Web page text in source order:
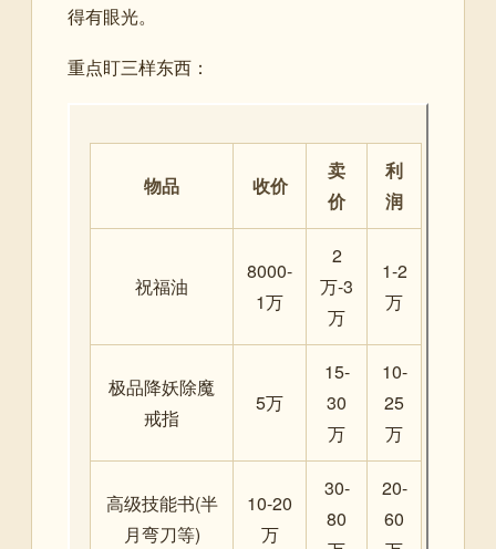
得有眼光。
重点盯三样东西：
物品 收价
卖
价
利
润
祝福油
8000-
1万
2
万-3
万
1-2
万
极品降妖除魔
戒指
5万
15-
30
万
10-
25
万
高级技能书(半
月弯刀等)
10-20
万
30-
80
20-
60